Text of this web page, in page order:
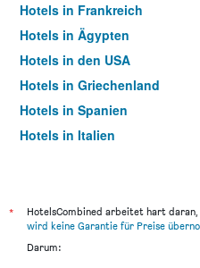
Hotels in Frankreich
Hotels in Ägypten
Hotels in den USA
Hotels in Griechenland
Hotels in Spanien
Hotels in Italien
*
HotelsCombined arbeitet hart daran,
wird keine Garantie für Preise
Darum: